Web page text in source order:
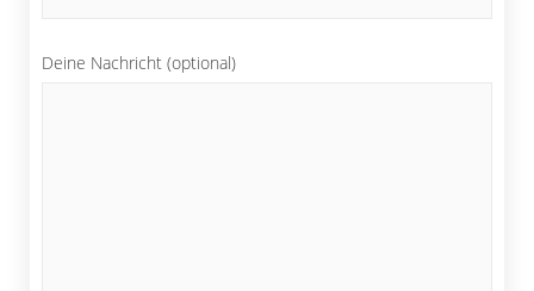
Deine Nachricht (optional)